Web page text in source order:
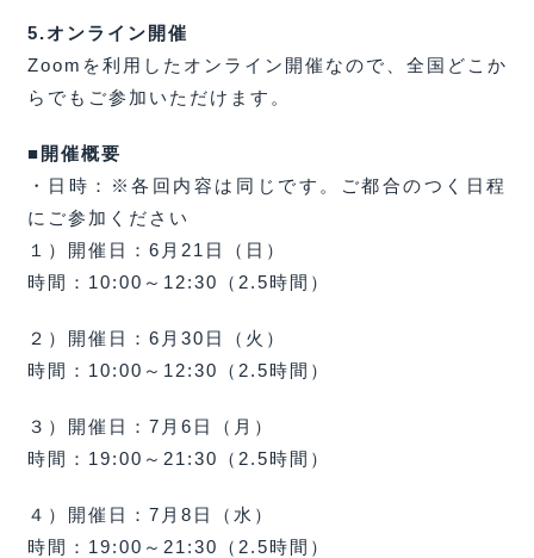
5.オンライン開催
Zoomを利用したオンライン開催なので、全国どこか
らでもご参加いただけます。
■開催概要
・日時：※各回内容は同じです。ご都合のつく日程
にご参加ください
１）開催日：6月21日（日）
時間：10:00～12:30（2.5時間）
２）開催日：6月30日（火）
時間：10:00～12:30（2.5時間）
３）開催日：7月6日（月）
時間：19:00～21:30（2.5時間）
４）開催日：7月8日（水）
時間：19:00～21:30（2.5時間）